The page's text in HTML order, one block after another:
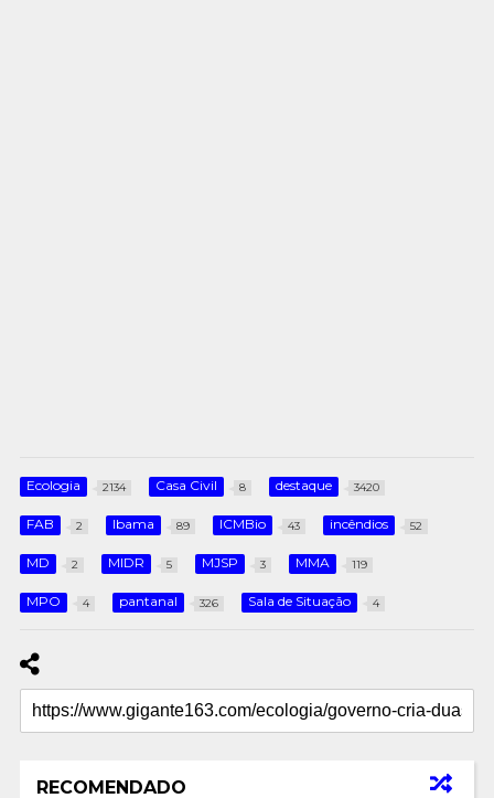
Ecologia 2134 Casa Civil 8 destaque 3420
FAB 2 Ibama 89 ICMBio 43 incêndios 52
MD 2 MIDR 5 MJSP 3 MMA 119
MPO 4 pantanal 326 Sala de Situação 4
RECOMENDADO